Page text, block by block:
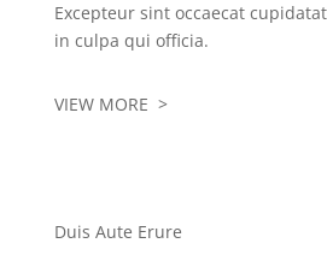
Excepteur sint occaecat
in culpa qui officia.
VIEW MORE >
Duis Aute Erure